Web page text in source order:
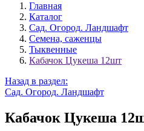
Главная
Каталог
Сад. Огород. Ландшафт
Семена, саженцы
Тыквенные
Кабачок Цукеша 12шт
Назад в раздел:
Сад. Огород. Ландшафт
Кабачок Цукеша